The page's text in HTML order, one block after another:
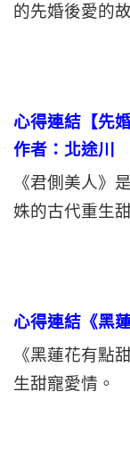
的先婚後愛的
心得連結【先
作者：北途川
《君側美人》
姝的古代重生
心得連結《黑
《黑蓮花有點
生甜寵愛情。